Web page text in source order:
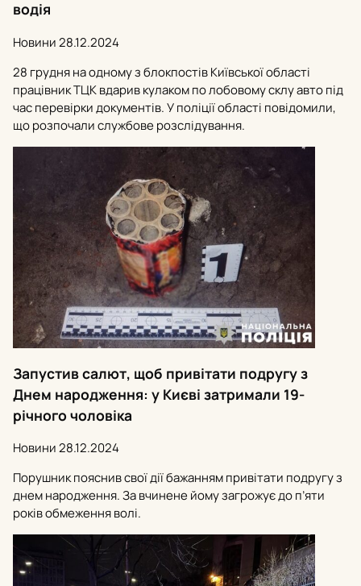
водія
Новини28.12.2024
28 грудня на одному з блокпостів Київської області
працівник ТЦК вдарив кулаком по лобовому склу авто під
час перевірки документів. У поліції області повідомили,
що розпочали службове розслідування.
Запустив салют, щоб привітати подругу з
Днем народження: у Києві затримали 19-
річного чоловіка
Новини28.12.2024
Порушник пояснив свої дії бажанням привітати подругу з
днем народження. За вчинене йому загрожує до п’яти
років обмеження волі.